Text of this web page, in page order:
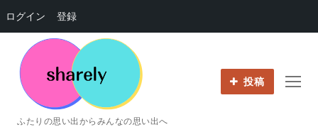
ログイン 登録
ふたりの思い出からみんなの思い出へ
投稿